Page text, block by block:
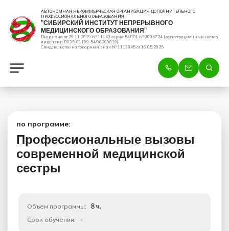
АВТОНОМНАЯ НЕКОММЕРЧЕСКАЯ ОРГАНИЗАЦИЯ ДОПОЛНИТЕЛЬНОГО
ПРОФЕССИОНАЛЬНОГО ОБРАЗОВАНИЯ
"СИБИРСКИЙ ИНСТИТУТ НЕПРЕРЫВНОГО
МЕДИЦИНСКОГО ОБРАЗОВАНИЯ"
Лицензия от 29.11.2019 № 11143 серия 54ЛО1 № 0004724 (регистрационный номер
лицензии Л035-01199-54/00209819)
Свидетельство на товарный знак № 1113845 от 16.05.2025
по программе:
Профессиональные вызовы
современной медицинской
сестры
Объем программы: 8 ч.
Срок обучения: -